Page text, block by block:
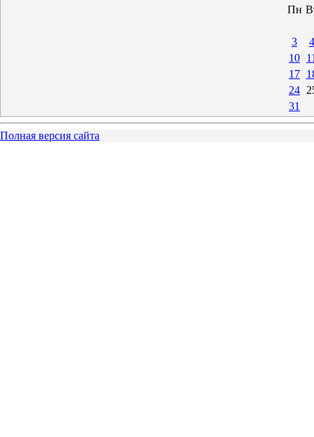
Пн
3
4
10
17
24
31
Полная версия сайта